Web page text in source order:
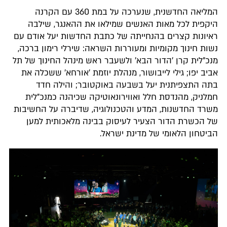
המליאה החדשנית, שנערכה על במת 360 עם הקרנה
היקפית לכל מאות האנשים שמילאו את ההאנגר, שילבה
ראיונות קצרים בהנחייתה של כתבת החדשות יעל אודם עם
נשות חינוך מקומיות ומעוררות השראה: שירלי רימון ברכה,
מנכ"לית קרן 'הדור הבא' ולשעבר ראש מינהל החינוך של תל
אביב יפו; גילי לייבושור, מנהלת יוזמת 'אורחא' ששכלה את
בתה התצפיתנית יעל בשבעה באוקטובר; והילה חדד
חמלניק, מהנדסת חלל ואווירונאוטיקה שכיהנה כמנכ"לית
משרד החדשנות, המדע והטכנולוגיה, שדיברה על החשיבות
של הכשרת הדור הצעיר לעיסוק בבינה מלאכותית למען
הביטחון הלאומי של מדינת ישראל.